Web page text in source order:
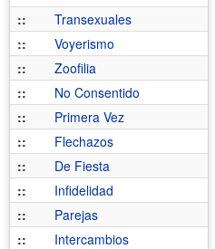
::
Transexuales
::
Voyerismo
::
Zoofilia
::
No Consentido
::
Primera Vez
::
Flechazos
::
De Fiesta
::
Infidelidad
::
Parejas
::
Intercambios